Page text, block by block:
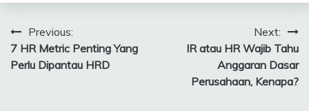
Post
navigation
Previous:
7 HR Metric Penting Yang
Perlu Dipantau HRD
Next:
IR atau HR Wajib Tahu
Anggaran Dasar
Perusahaan, Kenapa?